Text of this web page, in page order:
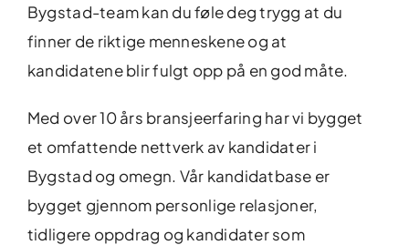
Bygstad-team kan du føle deg trygg at du
finner de riktige menneskene og at
kandidatene blir fulgt opp på en god måte.
Med over 10 års bransjeerfaring har vi bygget
et omfattende nettverk av kandidater i
Bygstad og omegn. Vår kandidatbase er
bygget gjennom personlige relasjoner,
tidligere oppdrag og kandidater som